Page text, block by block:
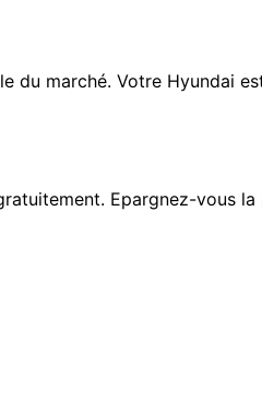
du marché. Votre Hyundai
Epargnez-vous